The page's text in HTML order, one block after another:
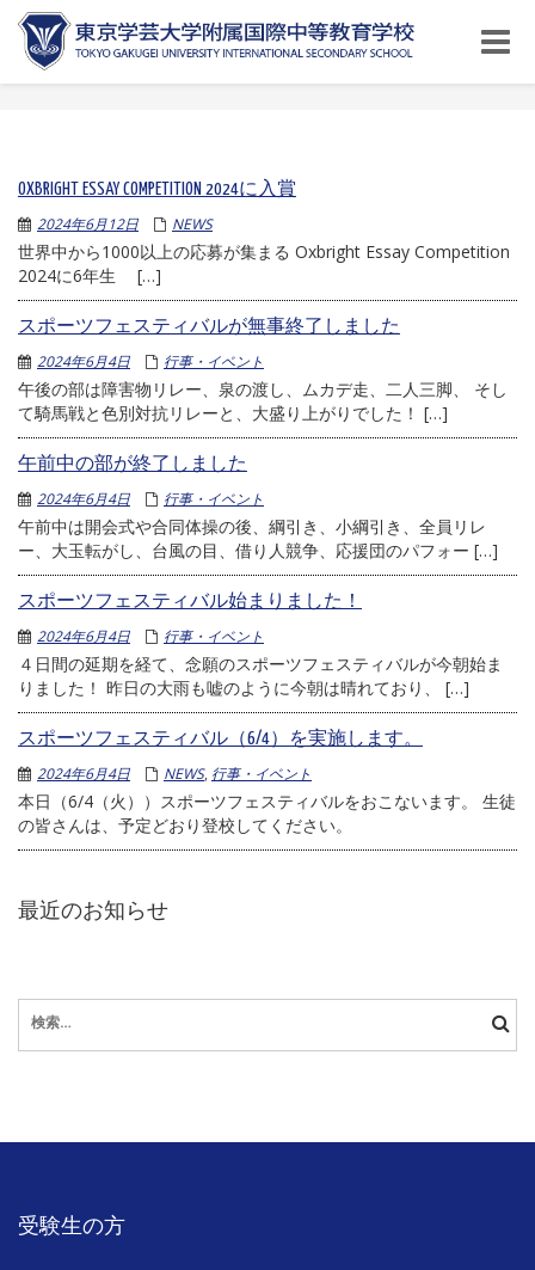
Toggle
OXBRIGHT ESSAY COMPETITION 2024に入賞
2024年6月12日 NEWS
世界中から1000以上の応募が集まる Oxbright Essay Competition
2024に6年生 […]
スポーツフェスティバルが無事終了しました
2024年6月4日 行事・イベント
午後の部は障害物リレー、泉の渡し、ムカデ走、二人三脚、 そし
て騎馬戦と色別対抗リレーと、大盛り上がりでした！ […]
午前中の部が終了しました
2024年6月4日 行事・イベント
午前中は開会式や合同体操の後、綱引き、小綱引き、全員リレ
ー、大玉転がし、台風の目、借り人競争、応援団のパフォー […]
スポーツフェスティバル始まりました！
2024年6月4日 行事・イベント
４日間の延期を経て、念願のスポーツフェスティバルが今朝始ま
りました！ 昨日の大雨も嘘のように今朝は晴れており、 […]
スポーツフェスティバル（6/4）を実施します。
2024年6月4日 NEWS, 行事・イベント
本日（6/4（火））スポーツフェスティバルをおこないます。 生徒
の皆さんは、予定どおり登校してください。
最近のお知らせ
索:
受験生の方